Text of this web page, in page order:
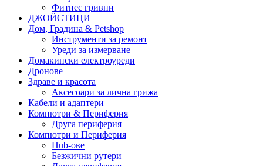
Фитнес гривни
ДЖОЙСТИЦИ
Дом, Градина & Petshop
Инструменти за ремонт
Уреди за измерване
Домакински електроуреди
Дронове
Здраве и красота
Аксесоари за лична грижа
Кабели и адаптери
Компютри & Периферия
Друга периферия
Компютри и Периферия
Hub-ове
Безжични рутери